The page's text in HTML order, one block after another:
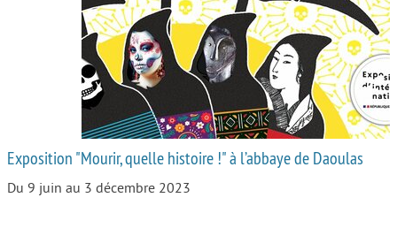
Autour de l’école
Protéger les enfants
Face au handicap
Face au deuil
Exposition "Mourir, quelle histoire !" à l’abbaye de Daoulas
Du 9 juin au 3 décembre 2023